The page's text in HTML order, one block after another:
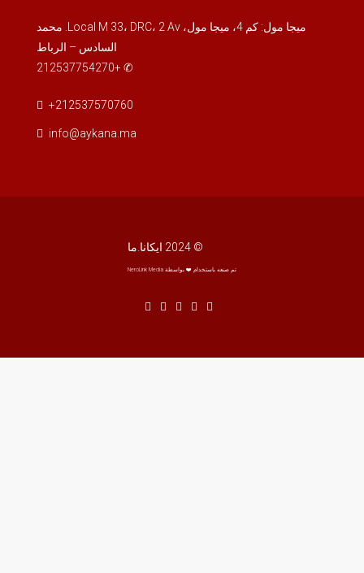
ميجا مول: كم 4، ميجا مول، Local M 33، DRC، 2 Av. محمد
السادس – الرباط
✆ +212537754270
+212537570760
info@aykana.ma
© 2024 ايكانا.ما
تم صنعه باستخدام ❤️ بواسطة NeroLink Media